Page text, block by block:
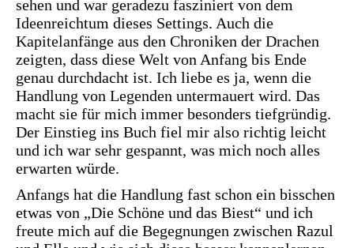
sehen und war geradezu fasziniert von dem
Ideenreichtum dieses Settings. Auch die
Kapitelanfänge aus den Chroniken der Drachen
zeigten, dass diese Welt von Anfang bis Ende
genau durchdacht ist. Ich liebe es ja, wenn die
Handlung von Legenden untermauert wird. Das
macht sie für mich immer besonders tiefgründig.
Der Einstieg ins Buch fiel mir also richtig leicht
und ich war sehr gespannt, was mich noch alles
erwarten würde.
Anfangs hat die Handlung fast schon ein bisschen
etwas von „Die Schöne und das Biest“ und ich
freute mich auf die Begegnungen zwischen Razul